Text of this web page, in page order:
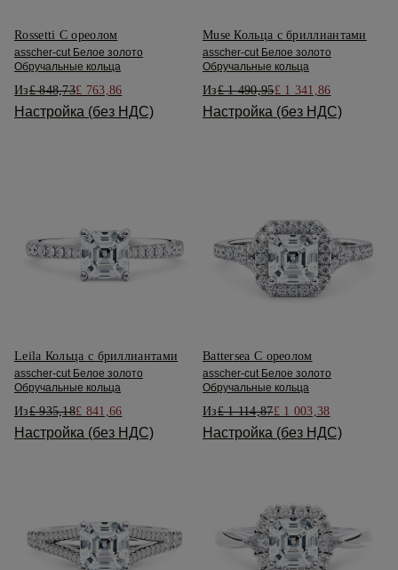
Rossetti С ореолом
asscher-cut Белое золото
Обручальные кольца
Из£ 848,73£ 763,86
Настройка (без НДС)
Muse Кольца с бриллиантами
asscher-cut Белое золото
Обручальные кольца
Из£ 1 490,95£ 1 341,86
Настройка (без НДС)
Leila Кольца с бриллиантами
asscher-cut Белое золото
Обручальные кольца
Из£ 935,18£ 841,66
Настройка (без НДС)
Battersea С ореолом
asscher-cut Белое золото
Обручальные кольца
Из£ 1 114,87£ 1 003,38
Настройка (без НДС)